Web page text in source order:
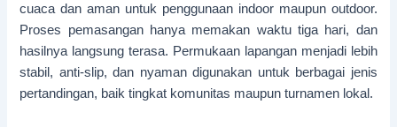
cuaca dan aman untuk penggunaan indoor maupun outdoor.
Proses pemasangan hanya memakan waktu tiga hari, dan
hasilnya langsung terasa. Permukaan lapangan menjadi lebih
stabil, anti-slip, dan nyaman digunakan untuk berbagai jenis
pertandingan, baik tingkat komunitas maupun turnamen lokal.